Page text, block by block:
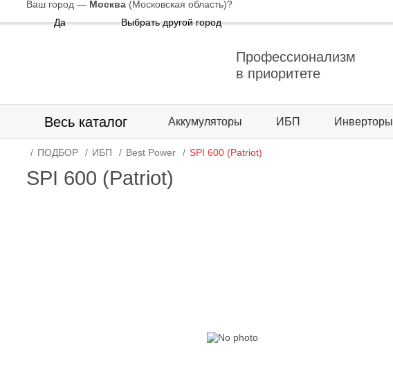
Ваш город — Москва (Московская область)?
Да
Выбрать другой город
Профессионализм
в приоритете
Весь каталог Аккумуляторы ИБП Инверторы
ПОДБОР ИБП Best Power SPI 600 (Patriot)
SPI 600 (Patriot)